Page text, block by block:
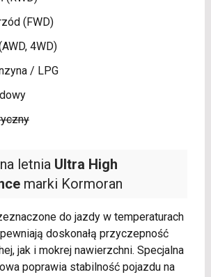
letnia Ultra High
marki Kormoran
do jazdy w temperaturach
doskonałą przyczepność
jak i mokrej nawierzchni. Specjalna
poprawia stabilność pojazdu na
(FWD)
4WD)
/ LPG